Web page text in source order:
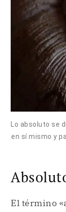
Lo absoluto se
en sí mismo y
El término